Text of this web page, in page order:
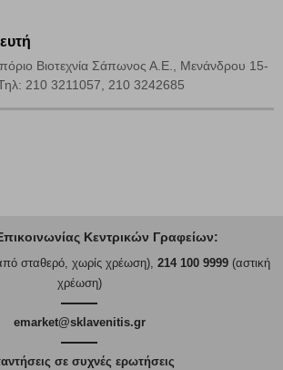
Βιοτεχνία Σάπωνος Α.Ε., Μενάνδρου 15-
210 3211057, 210 3242685
Κεντρικών Γραφείων:
σταθερό, χωρίς χρέωση), 214 100 9999(αστική
χρέωση)
emarket@sklavenitis.gr
σε συχνές ερωτήσεις